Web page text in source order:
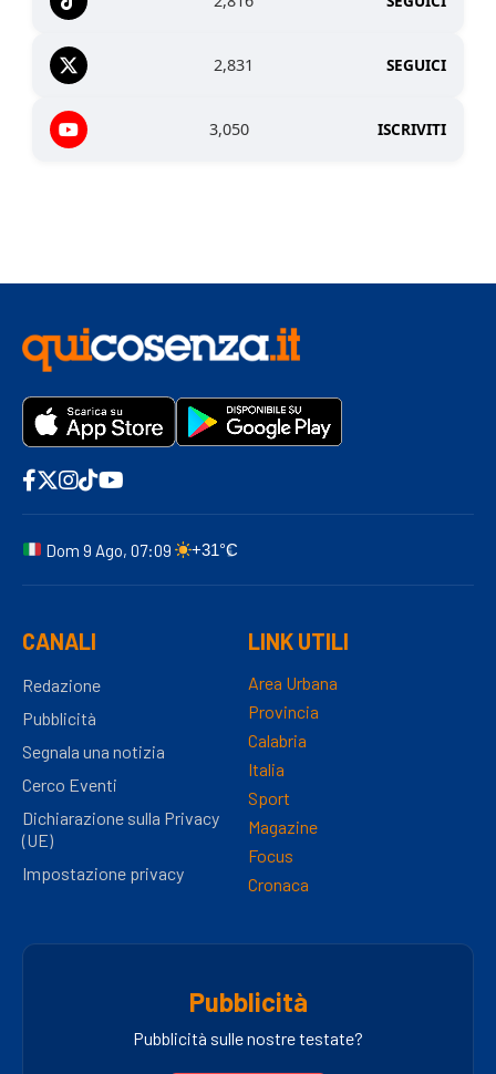
2,831 SEGUICI
3,050 ISCRIVITI
Dom 9 Ago, 07:09 +31°C
CANALI
Redazione
Pubblicità
Segnala una notizia
Cerco Eventi
Dichiarazione sulla Privacy
(UE)
Impostazione privacy
LINK UTILI
Area Urbana
Provincia
Calabria
Italia
Sport
Magazine
Focus
Cronaca
Pubblicità
Pubblicità sulle nostre testate?